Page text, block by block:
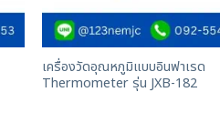
เครื่องวัดอุณหภูมิแบบอินฟาเรด
Thermometer รุ่น JXB-182